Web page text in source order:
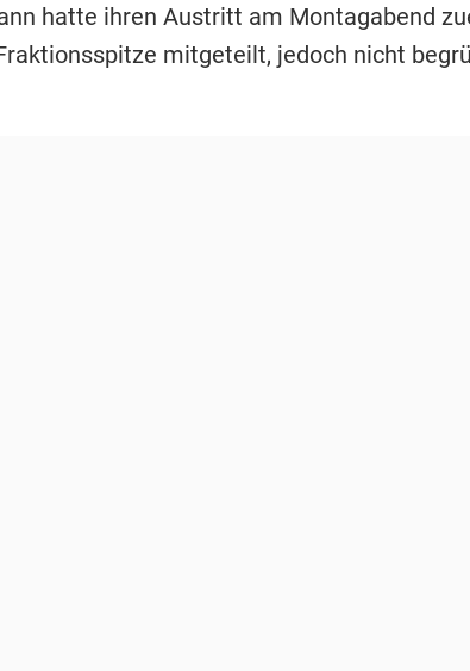
hatte ihren Austritt am Montagabend
mitgeteilt, jedoch nicht